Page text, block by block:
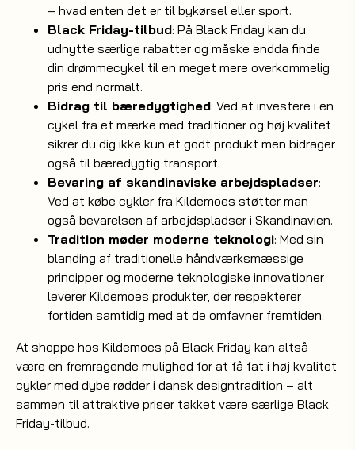
– hvad enten det er til bykørsel eller sport.
Black Friday-tilbud: På Black Friday kan du
udnytte særlige rabatter og måske endda finde
din drømmecykel til en meget mere overkommelig
pris end normalt.
Bidrag til bæredygtighed: Ved at investere i en
cykel fra et mærke med traditioner og høj kvalitet
sikrer du dig ikke kun et godt produkt men bidrager
også til bæredygtig transport.
Bevaring af skandinaviske arbejdspladser:
Ved at købe cykler fra Kildemoes støtter man
også bevarelsen af arbejdspladser i Skandinavien.
Tradition møder moderne teknologi: Med sin
blanding af traditionelle håndværksmæssige
principper og moderne teknologiske innovationer
leverer Kildemoes produkter, der respekterer
fortiden samtidig med at de omfavner fremtiden.
At shoppe hos Kildemoes på Black Friday kan altså
være en fremragende mulighed for at få fat i høj kvalitet
cykler med dybe rødder i dansk designtradition – alt
sammen til attraktive priser takket være særlige Black
Friday-tilbud.